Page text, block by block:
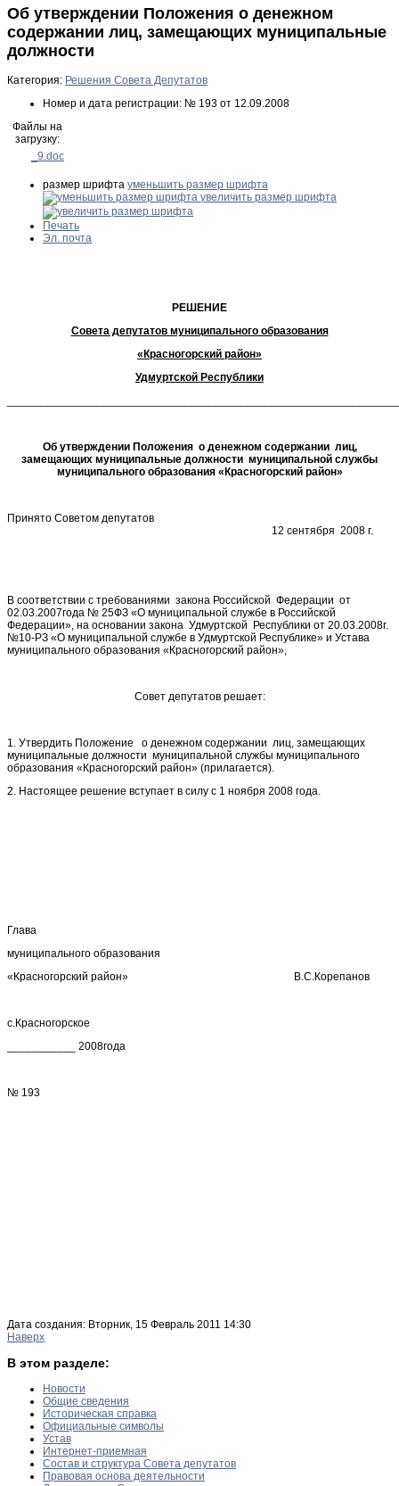
Об утверждении Положения о денежном
содержании лиц, замещающих муниципальные
должности
Категория: Решения Совета Депутатов
Номер и дата регистрации: № 193 от 12.09.2008
Файлы на
загрузку:
_9.doc
размер шрифта уменьшить размер шрифта
увеличить размер шрифта
Печать
Эл. почта
РЕШЕНИЕ
Совета депутатов муниципального образования
«Красногорский район»
Удмуртской Республики
Об утверждении Положения о денежном содержании лиц,
замещающих муниципальные должности муниципальной службы
муниципального образования «Красногорский район»
Принято Советом депутатов
12 сентября 2008 г.
В соответствии с требованиями закона Российской Федерации от
02.03.2007года № 25ФЗ «О муниципальной службе в Российской
Федерации», на основании закона Удмуртской Республики от 20.03.2008г.
№10-РЗ «О муниципальной службе в Удмуртской Республике» и Устава
муниципального образования «Красногорский район»,
Совет депутатов решает:
1. Утвердить Положение о денежном содержании лиц, замещающих
муниципальные должности муниципальной службы муниципального
образования «Красногорский район» (прилагается).
2. Настоящее решение вступает в силу с 1 ноября 2008 года.
Глава
муниципального образования
«Красногорский район» В.С.Корепанов
с.Красногорское
___________ 2008года
№ 193
Дата создания: Вторник, 15 Февраль 2011 14:30
Наверх
В этом разделе:
Новости
Общие сведения
Историческая справка
Официальные символы
Устав
Интернет-приемная
Состав и структура Совета депутатов
Правовая основа деятельности